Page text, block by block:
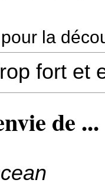
la
fort et
de ...